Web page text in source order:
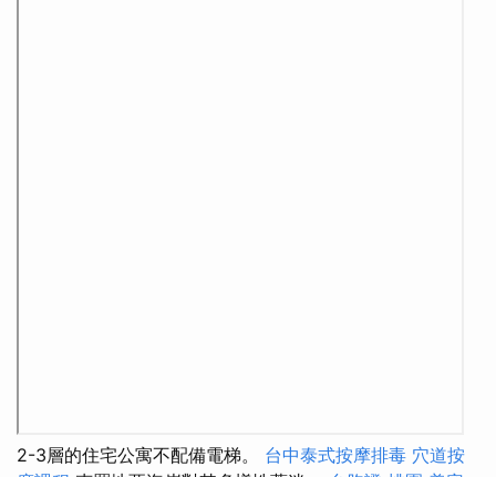
2-3層的住宅公寓不配備電梯。 台中泰式按摩排毒 穴道按